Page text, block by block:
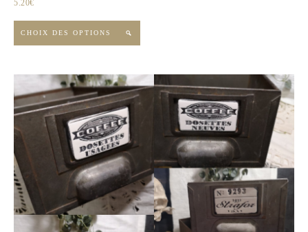
5.20€
CHOIX DES OPTIONS 